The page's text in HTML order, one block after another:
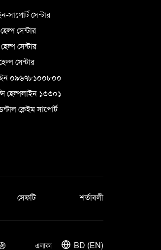
সাপোর্ট সেন্টার
সেন্টার
সেন্টার
সেন্টার
০৯৬৭৮১০০৮০০
হেল্পলাইন ১৩৩০১
ক্লেইম সাপোর্ট
সেফটি শর্তাবলী
এলাকা BD (EN)